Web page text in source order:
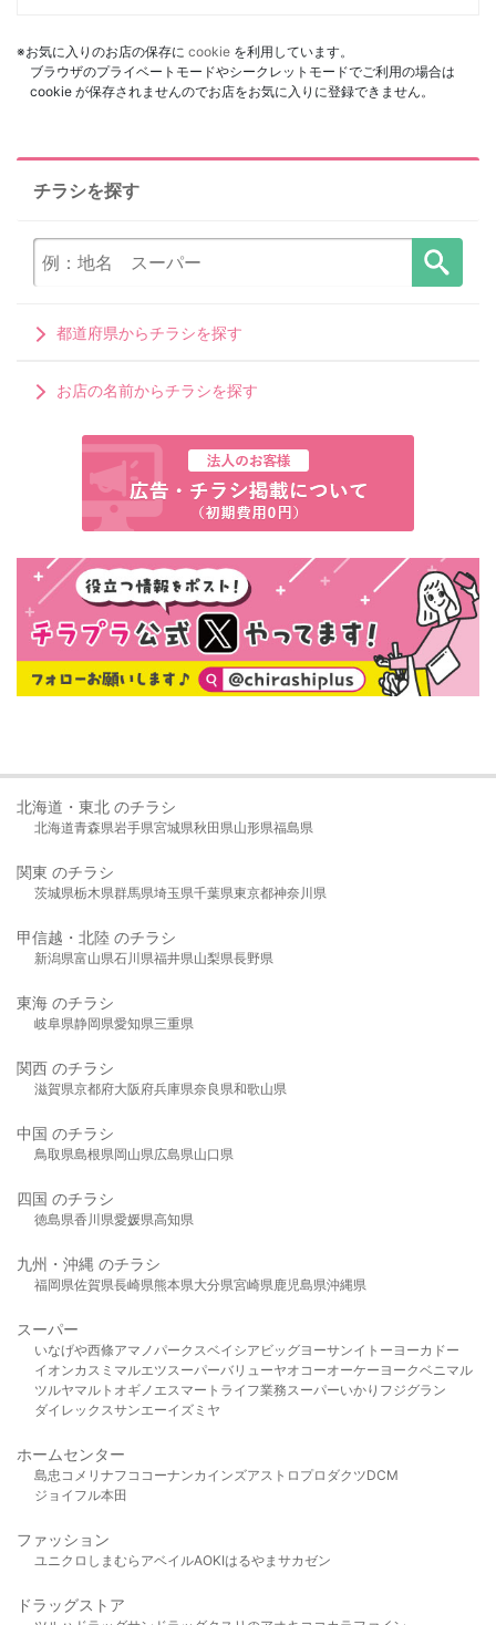
※お気に入りのお店の保存に cookie を利用しています。
ブラウザのプライベートモードやシークレットモードでご利用の場合は
cookie が保存されませんのでお店をお気に入りに登録できません。
チラシを探す
都道府県からチラシを探す
お店の名前からチラシを探す
北海道・東北 のチラシ
北海道青森県岩手県宮城県秋田県山形県福島県
関東 のチラシ
茨城県栃木県群馬県埼玉県千葉県東京都神奈川県
甲信越・北陸 のチラシ
新潟県富山県石川県福井県山梨県長野県
東海 のチラシ
岐阜県静岡県愛知県三重県
関西 のチラシ
滋賀県京都府大阪府兵庫県奈良県和歌山県
中国 のチラシ
鳥取県島根県岡山県広島県山口県
四国 のチラシ
徳島県香川県愛媛県高知県
九州・沖縄 のチラシ
福岡県佐賀県長崎県熊本県大分県宮崎県鹿児島県沖縄県
スーパー
いなげや西條アマノパークスベイシア ビッグヨーサンイトーヨーカドー
イオンカスミ マルエツスーパーバリューヤオコーオーケー ヨークベニマル
ツルヤマルト オギノ エスマート ライフ業務スーパーいかり フジグラン
ダイレックスサンエーイズミヤ
ホームセンター
島忠 コメリ ナフコ コーナンカインズアストロプロダクツDCM
ジョイフル本田
ファッション
ユニクロ しまむら アベイルAOKIはるやま サカゼン
ドラッグストア